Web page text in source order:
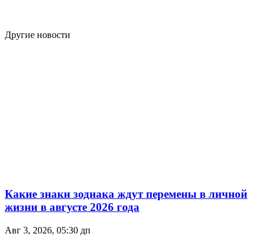
Другие новости
Какие знаки зодиака ждут перемены в личной
жизни в августе 2026 года
Авг 3, 2026, 05:30 дп